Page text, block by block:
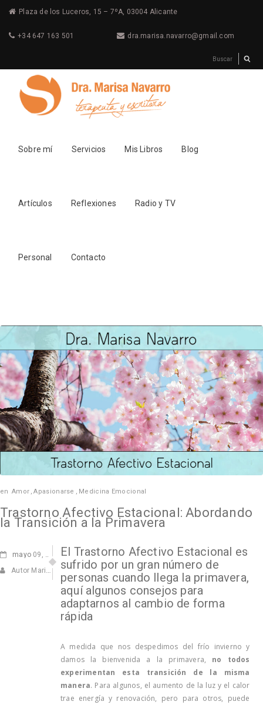
Plaza de los Luceros, 15 – 7ºA, 03004 Alicante
+34 647 163 501 dra.marisa.navarro@gmail.com
Sobre mí Servicios Mis Libros Blog
Artículos Reflexiones Radio y TV
Personal Contacto
en Amor , Apasionarse , Medicina Emocional
Trastorno Afectivo Estacional: Abordando
la Transición a la Primavera
mayo 09, 2024
Autor Marisa Navarro
El Trastorno Afectivo Estacional es
sufrido por un gran número de
personas cuando llega la primavera,
aquí algunos consejos para
adaptarnos al cambio de forma
rápida
A medida que nos despedimos del frío invierno y
damos la bienvenida a la primavera, no todos
experimentan esta transición de la misma
manera. Para algunos, el aumento de la luz y el calor
trae energía y renovación, pero para otros, puede